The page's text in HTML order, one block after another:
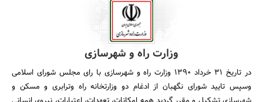
وزارت راه و شهرسازی
در تاریخ 31 خرداد 1390 وزارت راه و شهرسازی با رای مجلس شورای اسلامی
وسپس تایید شورای نگهبان از ادغام دو وزارتخانه راه وترابری و مسکن و